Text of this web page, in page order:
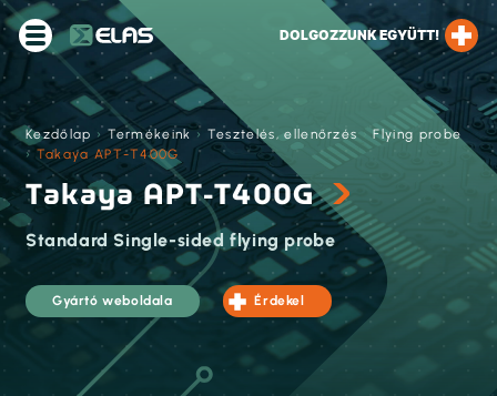
DOLGOZZUNK EGYÜTT!
Kezdőlap › Termékeink› Tesztelés, ellenőrzés ›Flying probe
› Takaya APT-T400G
Takaya APT-T400G
Standard Single-sided flying probe
Gyártó weboldala Érdekel